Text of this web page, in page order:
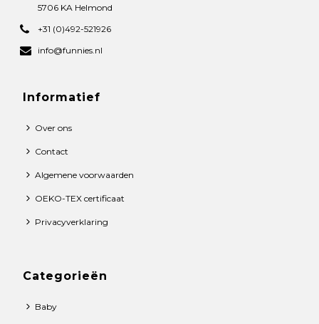
5706 KA Helmond
+31 (0)492-521926
info@funnies.nl
Informatief
Over ons
Contact
Algemene voorwaarden
OEKO-TEX certificaat
Privacyverklaring
Categorieën
Baby